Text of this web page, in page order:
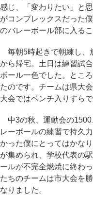
感じ、「変わりたい」と
がコンプレックスだった
のバレーボール部に入るこ
毎朝5時起きで朝練し、
から帰宅。土日は練習試
ボール一色でした。とこ
たのです。チームは県大
大会ではベンチ入りすら
中3の秋、運動会の1500
レーボールの練習で持久
かった僕にとってはかな
が集められ、学校代表の
ールが不完全燃焼に終わ
たちのチームは市大会を
なりました。